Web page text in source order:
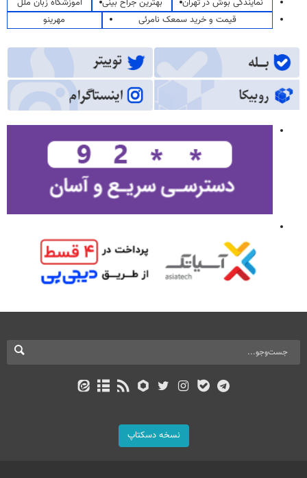
نمایندگی بوش در تهران
بهترین جراح بینی
آموزشگاه زبان ملل
قیمت و خرید سمعک نامرئی
مهرینو
نسخه دسکتاپ